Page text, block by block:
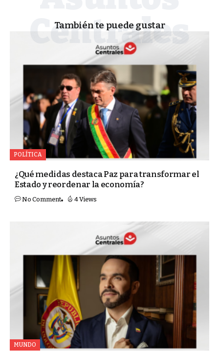
También te puede gustar
POLÍTICA
¿Qué medidas destaca Paz para transformar el
Estado y reordenar la economía?
No Comment 4 Views
MUNDO